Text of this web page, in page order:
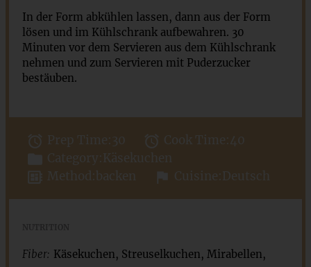
In der Form abkühlen lassen, dann aus der Form
lösen und im Kühlschrank aufbewahren. 30
Minuten vor dem Servieren aus dem Kühlschrank
nehmen und zum Servieren mit Puderzucker
bestäuben.
Prep Time: 30 Cook Time: 40
Category: Käsekuchen
Method:
backen Cuisine: Deutsch
Fiber: Käsekuchen, Streuselkuchen, Mirabellen,